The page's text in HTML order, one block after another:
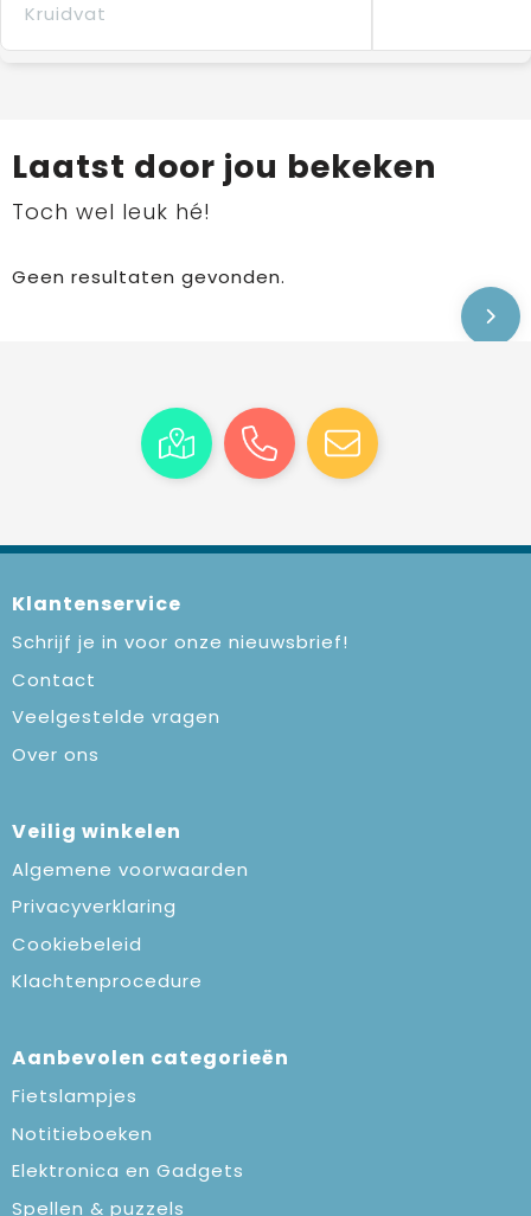
Kruidvat
Laatst door jou bekeken
Toch wel leuk hé!
Geen resultaten gevonden.
Klantenservice
Schrijf je in voor onze nieuwsbrief!
Contact
Veelgestelde vragen
Over ons
Veilig winkelen
Algemene voorwaarden
Privacyverklaring
Cookiebeleid
Klachtenprocedure
Aanbevolen categorieën
Fietslampjes
Notitieboeken
Elektronica en Gadgets
Spellen & puzzels